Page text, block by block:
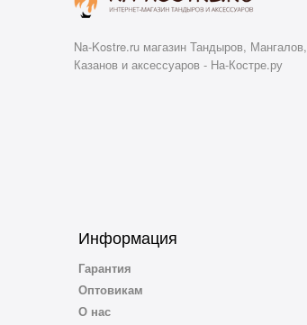
Na-Kostre.ru магазин Тандыров, Мангалов,
Казанов и аксессуаров - На-Костре.ру
Информация
Гарантия
Оптовикам
О нас